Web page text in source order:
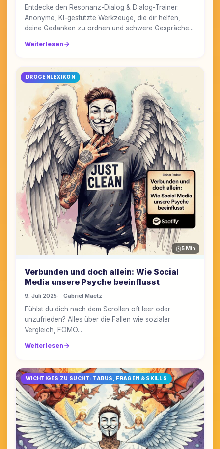
Entdecke den Resonanz-Dialog & Dialog-Trainer:
Anonyme, KI-gestützte Werkzeuge, die dir helfen,
deine Gedanken zu ordnen und schwere Gespräche...
Weiterlesen
DROGENLEXIKON
5 Min
Verbunden und doch allein: Wie Social
Media unsere Psyche beeinflusst
9. Juli 2025 Gabriel Maetz
Fühlst du dich nach dem Scrollen oft leer oder
unzufrieden? Alles über die Fallen wie sozialer
Vergleich, FOMO...
Weiterlesen
WICHTIGES ZU SUCHT: TABUS, FRAGEN & SKILLS